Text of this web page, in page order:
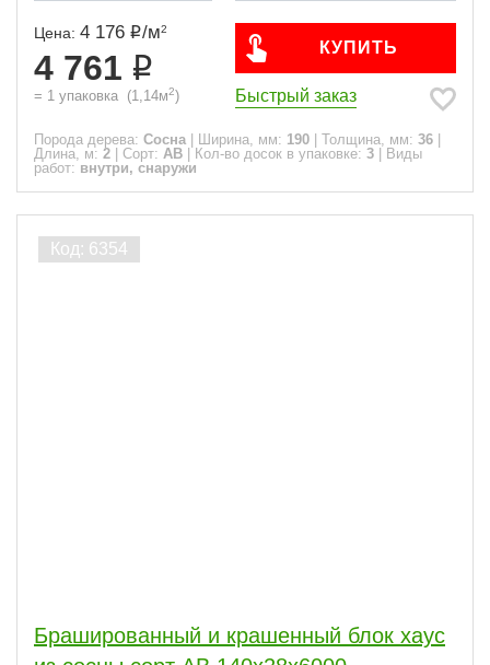
Цена: 4 176 /м2
4 761
= 1 упаковка (1,14м2)
КУПИТЬ
Быстрый заказ
Порода дерева: Сосна Ширина, мм: 190 Толщина, мм: 36
Длина, м: 2 Сорт: АВ Кол-во досок в упаковке: 3
Виды
работ: внутри, снаружи
Брашированный и крашенный блок хаус